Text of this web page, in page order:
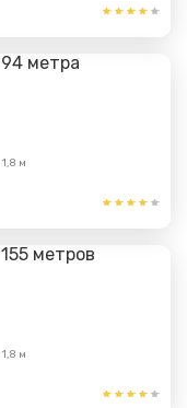
1,8 м
1,8 м